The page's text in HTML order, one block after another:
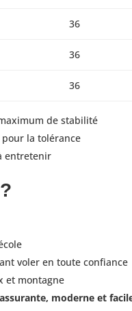
36
36
36
de stabilité
la tolérance
entretenir
voler en toute confiance
et montagne
moderne et